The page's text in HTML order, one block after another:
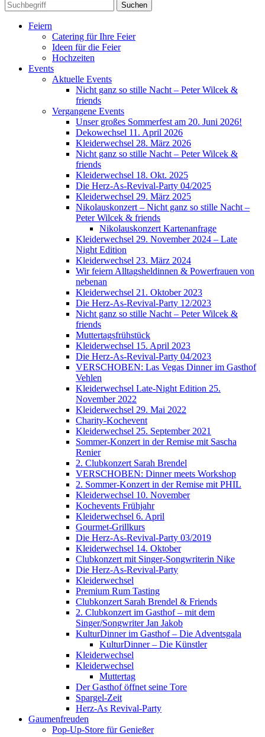
Suchen
Feiern
Catering für Ihre Feier
Ideen für die Feier
Hochzeiten
Events
Aktuelle Events
Nicht ganz so stille Nacht – Peter Wilcek &
friends
Vergangene Events
Unser großes Sommerfest am 20. Juni 2026!
Dekowechsel 11. April 2026
Kleiderwechsel 28. März 2026
Nicht ganz so stille Nacht – Peter Wilcek &
friends
Kleiderwechsel 18. Okt. 2025
Die Herz-As-Revival-Party 04/2025
Kleiderwechsel 29. März 2025
Nikolauskonzert – Nicht ganz so stille Nacht –
Peter Wilcek & friends
Nikolauskonzert Kartenanfrage
Kleiderwechsel 29. November 2024 – Late
Night Edition
Kleiderwechsel 23. März 2024
Wir feiern Alltagsheldinnen & Powerfrauen von
nebenan
Kleiderwechsel 21. Oktober 2023
Die Herz-As-Revival-Party 12/2023
Nicht ganz so stille Nacht – Peter Wilcek &
friends
Muttertagsfrühstück
Kleiderwechsel 15. April 2023
Die Herz-As-Revival-Party 04/2023
VERSCHOBEN: Las Vegas Dinner im Gasthof
Vehlen
Kleiderwechsel Late-Night Edition 25.
November 2022
Kleiderwechsel 29. Mai 2022
Charity-Kochevent
Kleiderwechsel 25. September 2021
Sommer-Konzert in der Remise mit Sascha
Renier
2. Clubkonzert Sarah Brendel
VERSCHOBEN: Dinner meets Workshop
2. Sommer-Konzert in der Remise mit PHIL
Kleiderwechsel 10. November
Kochevents Frühjahr
Kleiderwechsel 6. April
Gourmet-Grillkurs
Die Herz-As-Revival-Party 03/2019
Kleiderwechsel 14. Oktober
Clubkonzert mit Singer-Songwriterin Nike
Die Herz-As-Revival-Party
Kleiderwechsel
Premium Rum Tasting
Clubkonzert Sarah Brendel & Friends
2. Clubkonzert im Gasthof – mit dem
Singer/Songwriter Jan Jakob
KulturDinner im Gasthof – Die Adventsgala
KulturDinner – Die Künstler
Kleiderwechsel
Kleiderwechsel
Muttertag
Der Gasthof öffnet seine Tore
Spargel-Zeit
Herz-As Revival-Party
Gaumenfreuden
Pop-Up-Store für Genießer